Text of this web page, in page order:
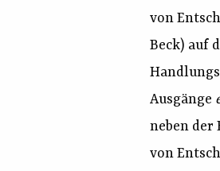
von
Beck) auf
Ausgänge
neben der
von